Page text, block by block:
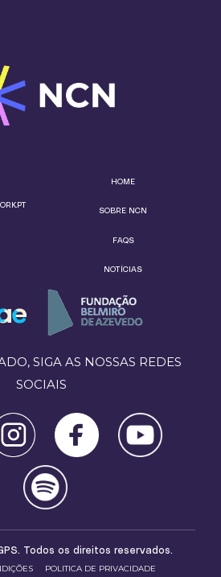
HOME
SOBRE NCN
FAQS
NOTÍCIAS
SIGA AS NOSSAS REDES
SOCIAIS
Todos os direitos reservados.
POLITICA DE PRIVACIDADE